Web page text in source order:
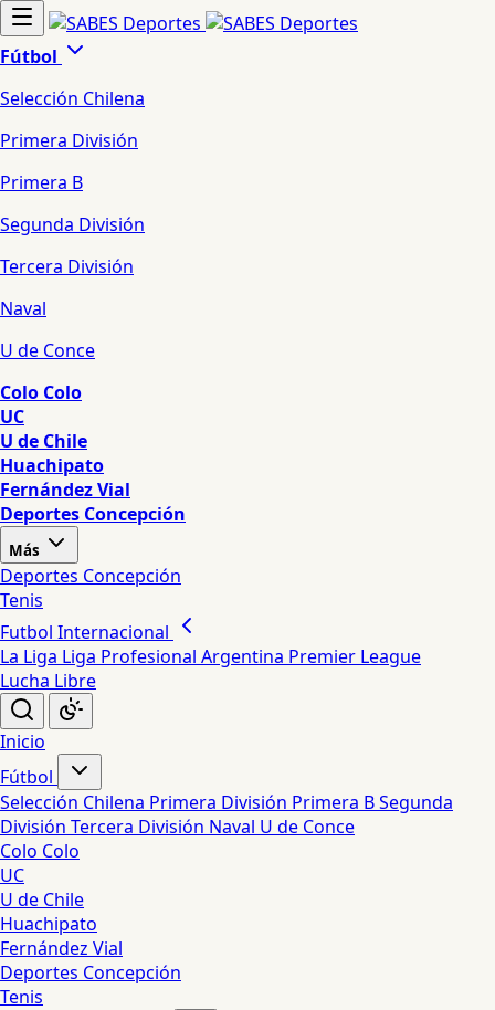
Fútbol
Selección Chilena
Primera División
Primera B
Segunda División
Tercera División
Naval
U de Conce
Colo Colo
UC
U de Chile
Huachipato
Fernández Vial
Deportes Concepción
Más
Deportes Concepción
Tenis
Futbol Internacional
La Liga Liga Profesional Argentina Premier League
Lucha Libre
Inicio
Fútbol
Selección Chilena Primera División Primera BSegunda
División Tercera División Naval U de Conce
Colo Colo
UC
U de Chile
Huachipato
Fernández Vial
Deportes Concepción
Tenis